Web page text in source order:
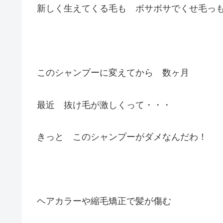
新しく生えてくる毛も ボサボサでくせ毛っ
このシャンプーに変えてから 数ヶ月
最近 抜け毛が激しくって・・・
きっと このシャンプーがダメなんだわ！
ヘアカラーや縮毛矯正で髪が傷む